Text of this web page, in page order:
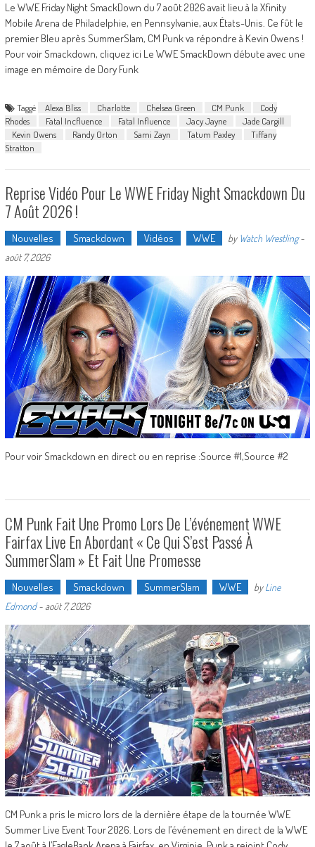
Le WWE Friday Night SmackDown du 7 août 2026 avait lieu à la Xfinity
Mobile Arena de Philadelphie, en Pennsylvanie, aux États-Unis. Ce fût le
premier Bleu après SummerSlam, CM Punk va répondre à Kevin Owens !
Pour voir Smackdown, cliquez ici Le WWE SmackDown débute avec une
image en mémoire de Dory Funk
Taggé Alexa Bliss Charlotte Chelsea Green CM Punk
Cody
Rhodes
Fatal Incfluence Fatal Influence Jacy Jayne
Jade Cargill
Kevin Owens
Randy Orton Sami Zayn Tatum Paxley
Tiffany
Stratton
Reprise Vidéo Pour Le WWE Friday Night Smackdown Du
7 Août 2026 !
Nouvelles Smackdown Vidéos WWE by Watch Wrestling-
août 7, 2026
Pour voir Smackdown en direct ou en reprise :Source #1,Source #2
CM Punk Fait Une Promo Lors De L’événement WWE
Fairfax Live En Abordant « Ce Qui S’est Passé À
SummerSlam » Et Fait Une Promesse
Nouvelles Smackdown SummerSlam WWE byLine
Edmond- août 7, 2026
CM Punk a pris le micro lors de la dernière étape de la tournée WWE
Summer Live Event Tour 2026. Lors de l’événement en direct de la WWE